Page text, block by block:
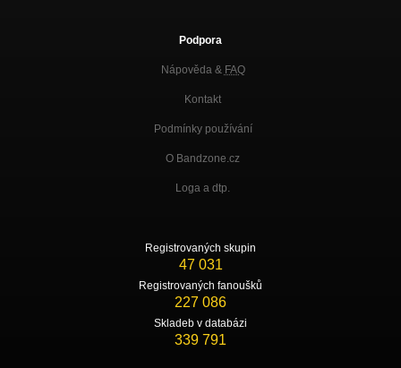
Podpora
Nápověda & FAQ
Kontakt
Podmínky používání
O Bandzone.cz
Loga a dtp.
Registrovaných skupin
47 031
Registrovaných fanoušků
227 086
Skladeb v databázi
339 791